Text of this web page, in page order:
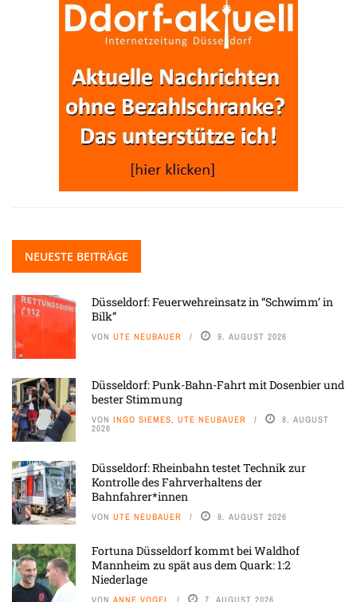
NEUESTE BEITRÄGE
Düsseldorf: Feuerwehreinsatz in “Schwimm’ in
Bilk”
VON UTE NEUBAUER 9. AUGUST 2026
Düsseldorf: Punk-Bahn-Fahrt mit Dosenbier und
bester Stimmung
VON INGO SIEMES, UTE NEUBAUER 8. AUGUST
2026
Düsseldorf: Rheinbahn testet Technik zur
Kontrolle des Fahrverhaltens der
Bahnfahrer*innen
VON UTE NEUBAUER 8. AUGUST 2026
Fortuna Düsseldorf kommt bei Waldhof
Mannheim zu spät aus dem Quark: 1:2
Niederlage
VON ANNE VOGEL 7. AUGUST 2026